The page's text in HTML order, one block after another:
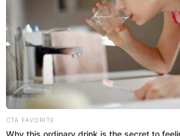
11 Dic 2024 | 15:27 h
Propuesta laboral temporada 2:
estrena, tráiler, reparto y más
Netflix
La popular serie "Propuesta laboral" de
sobre la segunda entrega.